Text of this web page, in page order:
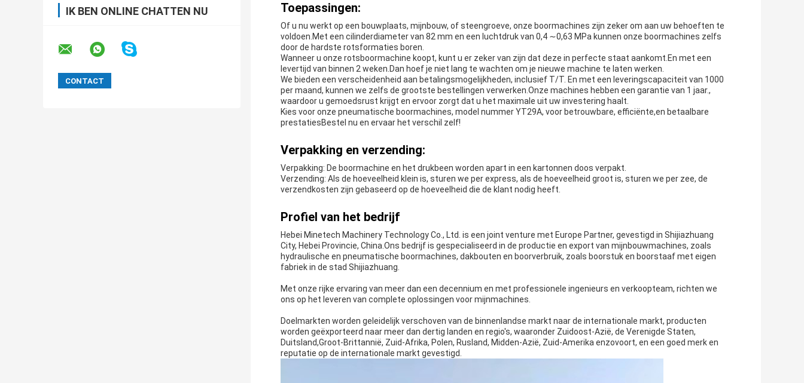
IK BEN ONLINE CHATTEN NU Toepassingen:
Of u nu werkt op een bouwplaats, mijnbouw, of steengroeve, onze boormachines zijn zeker om aan uw behoeften te
voldoen.Met een cilinderdiameter van 82 mm en een luchtdruk van 0,4 ∼0,63 MPa kunnen onze boormachines zelfs
door de hardste rotsformaties boren.
Wanneer u onze rotsboormachine koopt, kunt u er zeker van zijn dat deze in perfecte staat aankomt.En met een
levertijd van binnen 2 weken.Dan hoef je niet lang te wachten om je nieuwe machine te laten werken.
We bieden een verscheidenheid aan betalingsmogelijkheden, inclusief T/T. En met een leveringscapaciteit van 1000
per maand, kunnen we zelfs de grootste bestellingen verwerken.Onze machines hebben een garantie van 1 jaar.,
waardoor u gemoedsrust krijgt en ervoor zorgt dat u het maximale uit uw investering haalt.
Kies voor onze pneumatische boormachines, model nummer YT29A, voor betrouwbare, efficiënte,en betaalbare
prestatiesBestel nu en ervaar het verschil zelf!
Verpakking en verzending:
Verpakking: De boormachine en het drukbeen worden apart in een kartonnen doos verpakt.
Verzending: Als de hoeveelheid klein is, sturen we per express, als de hoeveelheid groot is, sturen we per zee, de
verzendkosten zijn gebaseerd op de hoeveelheid die de klant nodig heeft.
Profiel van het bedrijf
Hebei Minetech Machinery Technology Co., Ltd. is een joint venture met Europe Partner, gevestigd in Shijiazhuang
City, Hebei Provincie, China.Ons bedrijf is gespecialiseerd in de productie en export van mijnbouwmachines, zoals
hydraulische en pneumatische boormachines, dakbouten en boorverbruik, zoals boorstuk en boorstaaf met eigen
fabriek in de stad Shijiazhuang.
Met onze rijke ervaring van meer dan een decennium en met professionele ingenieurs en verkoopteam, richten we
ons op het leveren van complete oplossingen voor mijnmachines.
Doelmarkten worden geleidelijk verschoven van de binnenlandse markt naar de internationale markt, producten
worden geëxporteerd naar meer dan dertig landen en regio's, waaronder Zuidoost-Azië, de Verenigde Staten,
Duitsland,Groot-Brittannië, Zuid-Afrika, Polen, Rusland, Midden-Azië, Zuid-Amerika enzovoort, en een goed merk en
reputatie op de internationale markt gevestigd.